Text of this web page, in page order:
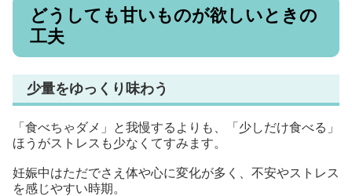
どうしても甘いものが欲しいときの
工夫
少量をゆっくり味わう
「食べちゃダメ」と我慢するよりも、「少しだけ食べる」
ほうがストレスも少なくてすみます。
妊娠中はただでさえ体や心に変化が多く、不安やストレス
を感じやすい時期。